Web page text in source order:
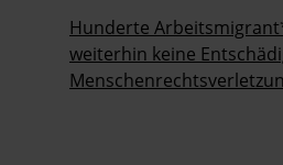
Hunderte
weiterhin keine